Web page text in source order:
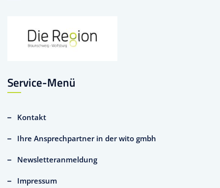
Service-Menü
Kontakt
Ihre Ansprechpartner in der wito gmbh
Newsletteranmeldung
Impressum